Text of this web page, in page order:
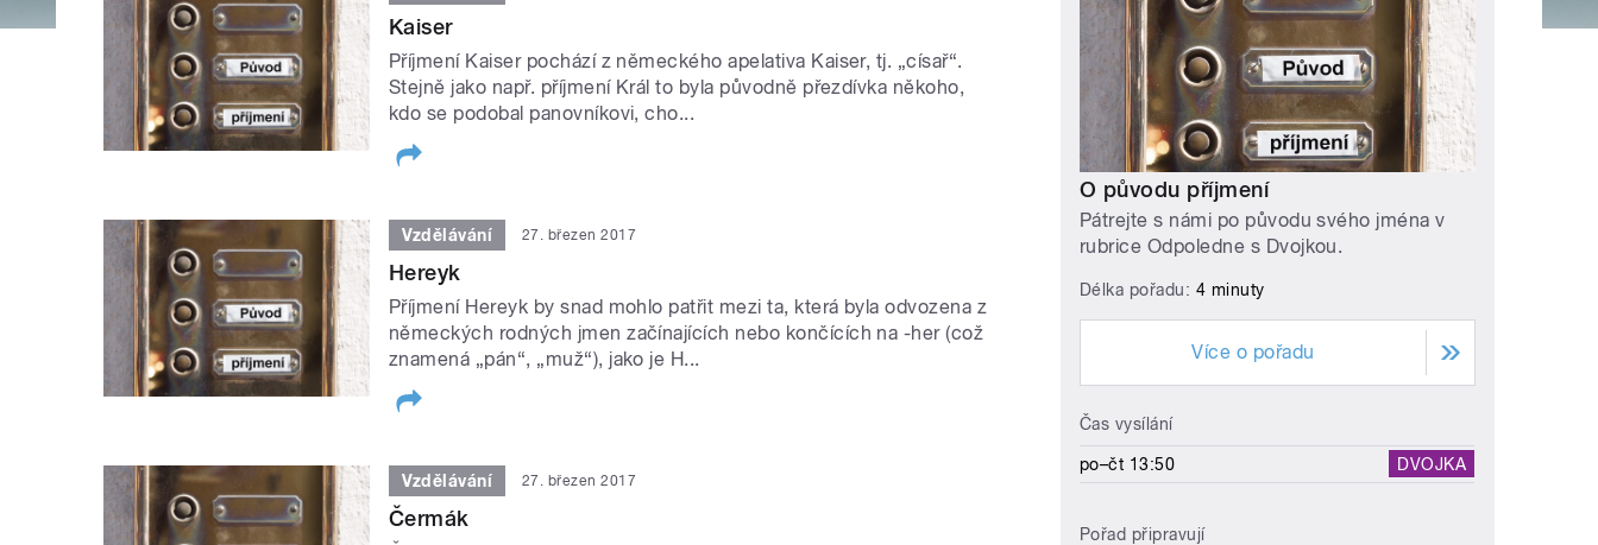
Kaiser
Příjmení Kaiser pochází z německého apelativa Kaiser, tj. „císař“.
Stejně jako např. příjmení Král to byla původně přezdívka někoho,
kdo se podobal panovníkovi, cho...
Vzdělávání 27. březen 2017
Hereyk
Příjmení Hereyk by snad mohlo patřit mezi ta, která byla odvozena z
německých rodných jmen začínajících nebo končících na -her (což
znamená „pán“, „muž“), jako je H...
Vzdělávání 27. březen 2017
Čermák
O původu příjmení
Pátrejte s námi po původu svého jména v
rubrice Odpoledne s Dvojkou.
Délka pořadu: 4 minuty
Více o pořadu
Čas vysílání
po–čt 13:50 DVOJKA
Pořad připravují